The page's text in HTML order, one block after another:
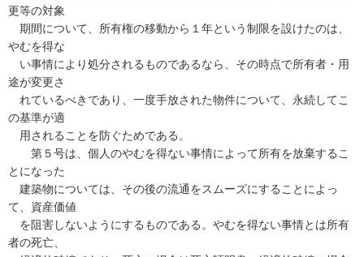
更等の対象
期間について、所有権の移動から１年という制限を設けたのは、
やむを得な
い事情により処分されるものであるなら、その時点で所有者・用
途が変更さ
れているべきであり、一度手放された物件について、永続してこ
の基準が適
用されることを防ぐためである。
第５号は、個人のやむを得ない事情によって所有を放棄するこ
とになった
建築物については、その後の流通をスムーズにすることによっ
て、資産価値
を阻害しないようにするものである。やむを得ない事情とは所有
者の死亡、